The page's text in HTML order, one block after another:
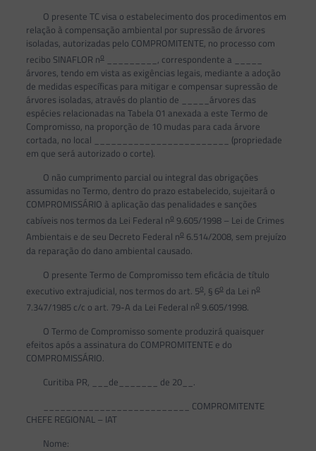
O presente TC visa o estabelecimento dos procedimentos em
relação à compensação ambiental por supressão de árvores
isoladas, autorizadas pelo COMPROMITENTE, no processo com
recibo SINAFLOR no_________, correspondente a _____
árvores, tendo em vista as exigências legais, mediante a adoção
de medidas específicas para mitigar e compensar supressão de
árvores isoladas, através do plantio de _____árvores das
espécies relacionadas na Tabela 01 anexada a este Termo de
Compromisso, na proporção de 10 mudas para cada árvore
cortada, no local ________________________ (propriedade
em que será autorizado o corte).
O não cumprimento parcial ou integral das obrigações
assumidas no Termo, dentro do prazo estabelecido, sujeitará o
COMPROMISSÁRIO à aplicação das penalidades e sanções
cabíveis nos termos da Lei Federal no9.605/1998 – Lei de Crimes
Ambientais e de seu Decreto Federal no6.514/2008, sem prejuízo
da reparação do dano ambiental causado.
O presente Termo de Compromisso tem eficácia de título
executivo extrajudicial, nos termos do art. 5o, § 6oda Lei no
7.347/1985 c/c o art. 79-A da Lei Federal no9.605/1998.
O Termo de Compromisso somente produzirá quaisquer
efeitos após a assinatura do COMPROMITENTE e do
COMPROMISSÁRIO.
Curitiba PR, ___de_______ de 20__.
__________________________ COMPROMITENTE
CHEFE REGIONAL – IAT
Nome: